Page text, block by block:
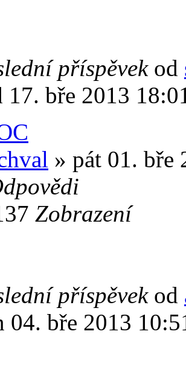
příspěvek od
17. bře 2013
» pát 01. bře
Zobrazení
příspěvek od
04. bře 2013